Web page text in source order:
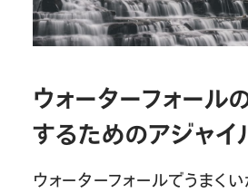
ウォーターフォール
するためのアジャイ
ウォーターフォールでうまく